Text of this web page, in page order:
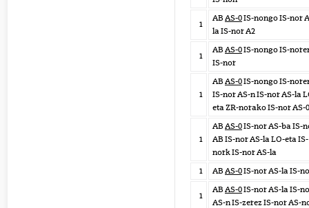
1
AB AS-0IS-nongo IS-nor
la IS-nor A2
1
AB AS-0IS-nongo IS-
IS-nor
1
AB AS-0IS-nongo IS-
IS-nor AS-n IS-nor AS-la
eta ZR-norako IS-nor AS-0
1
AB AS-0IS-nor AS-ba IS-
AB IS-nor AS-la LO-eta IS-
nork IS-nor AS-la
1
AB AS-0IS-nor AS-la IS-
1
AB AS-0IS-nor AS-la IS-
AS-n IS-zerez IS-nor AS-